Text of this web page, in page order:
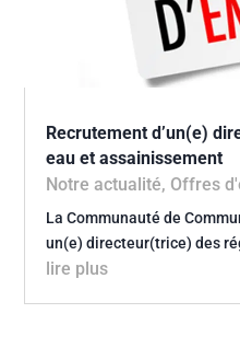
Recrutement d’un(e)
eau et assainissement
Notre actualité, Offres
La Communauté de
un(e) directeur(trice) des
lire plus